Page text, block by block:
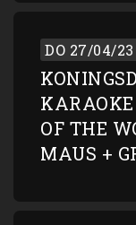
DO 27/04/23
OF THE
MAUS +